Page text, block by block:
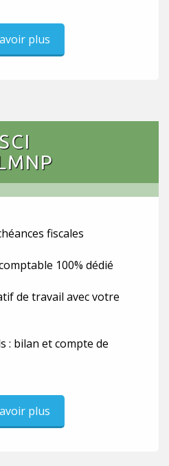
plus
SCI
fiscales
100% dédié
de travail avec votre
: bilan et compte de
plus